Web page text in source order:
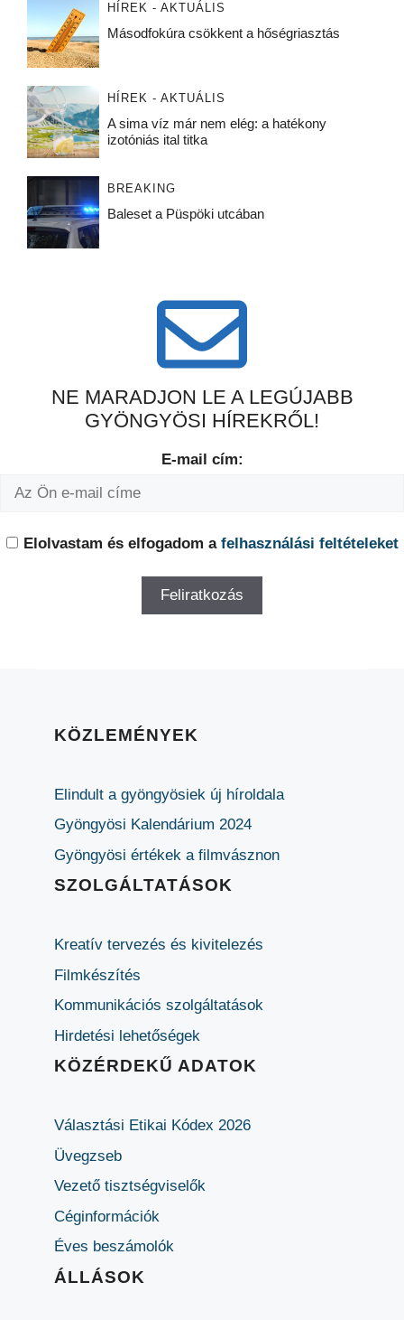
HÍREK - AKTUÁLIS
Másodfokúra csökkent a hőségriasztás
HÍREK - AKTUÁLIS
A sima víz már nem elég: a hatékony
izotóniás ital titka
BREAKING
Baleset a Püspöki utcában
NE MARADJON LE A LEGÚJABB
GYÖNGYÖSI HÍREKRŐL!
E-mail cím:
Elolvastam és elfogadom a felhasználási feltételeket
KÖZLEMÉNYEK
Elindult a gyöngyösiek új híroldala
Gyöngyösi Kalendárium 2024
Gyöngyösi értékek a filmvásznon
SZOLGÁLTATÁSOK
Kreatív tervezés és kivitelezés
Filmkészítés
Kommunikációs szolgáltatások
Hirdetési lehetőségek
KÖZÉRDEKŰ ADATOK
Választási Etikai Kódex 2026
Üvegzseb
Vezető tisztségviselők
Céginformációk
Éves beszámolók
ÁLLÁSOK